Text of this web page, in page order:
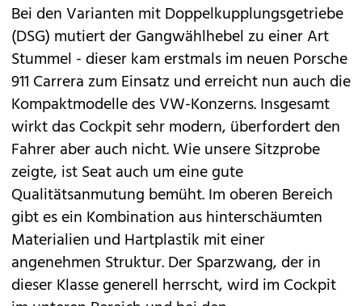
Bei den Varianten mit Doppelkupplungsgetriebe
(DSG) mutiert der Gangwählhebel zu einer Art
Stummel - dieser kam erstmals im neuen Porsche
911 Carrera zum Einsatz und erreicht nun auch die
Kompaktmodelle des VW-Konzerns. Insgesamt
wirkt das Cockpit sehr modern, überfordert den
Fahrer aber auch nicht. Wie unsere Sitzprobe
zeigte, ist Seat auch um eine gute
Qualitätsanmutung bemüht. Im oberen Bereich
gibt es ein Kombination aus hinterschäumten
Materialien und Hartplastik mit einer
angenehmen Struktur. Der Sparzwang, der in
dieser Klasse generell herrscht, wird im Cockpit